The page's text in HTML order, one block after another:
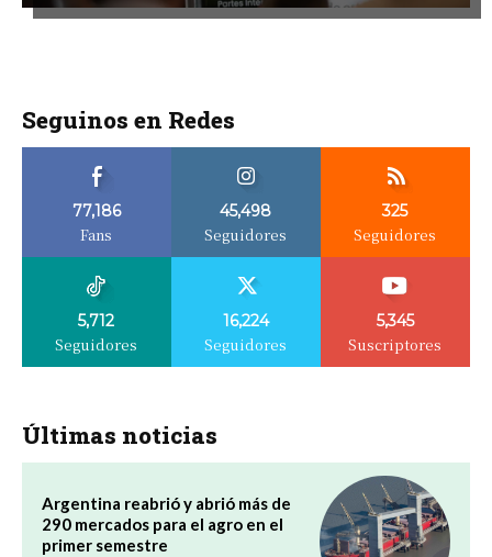
Seguinos en Redes
77,186
Fans
45,498
Seguidores
325
Seguidores
5,712
Seguidores
16,224
Seguidores
5,345
Suscriptores
Últimas noticias
Argentina reabrió y abrió más de
290 mercados para el agro en el
primer semestre